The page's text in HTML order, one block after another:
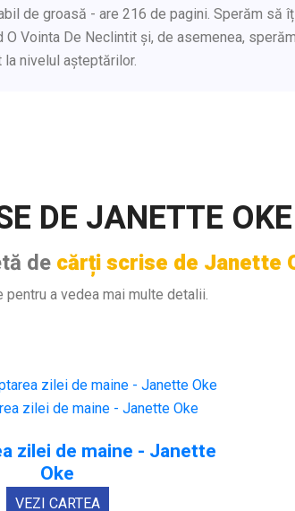
de groasă - are 216 de pagini. Sperăm să
Vointa De Neclintit și, de asemenea,
nivelul așteptărilor.
DE JANETTE OKE
de cărți scrise de Janette
pentru a vedea mai multe detalii.
zilei de maine - Janette
Oke
VEZI CARTEA